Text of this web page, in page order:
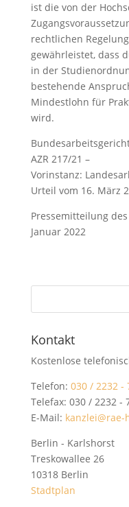
ist die von der
rechtlichen
gewährleistet, dass
in der
bestehende
Mindestlohn für
wird.
AZR 217/21 –
Vorinstanz:
Urteil vom 16. März
Pressemitteilung
Januar 2022
Kontakt
Kostenlose
Telefon: 030 / 2232 -
Telefax: 030 / 2232 -
E-Mail: kanzlei@rae-
Berlin - Karlshorst
Treskowallee 26
10318 Berlin
Stadtplan